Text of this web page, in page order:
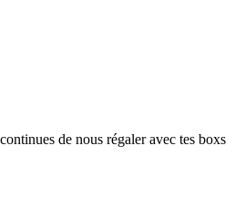
de nous régaler avec tes boxs